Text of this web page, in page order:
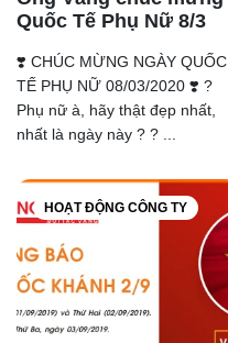
Quốc Tế Phụ Nữ 8/3
❣️ CHÚC MỪNG NGÀY QUỐC
TẾ PHỤ NỮ 08/03/2020 ❣️ ?
Phụ nữ à, hãy thật đẹp nhất,
nhất là ngày này ? ? ...
HOẠT ĐỘNG CÔNG TY